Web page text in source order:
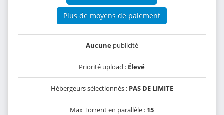
Plus de moyens de paiement
Aucunepublicité
Priorité upload : Élevé
Hébergeurs sélectionnés : PAS DE LIMITE
Max Torrent en parallèle : 15